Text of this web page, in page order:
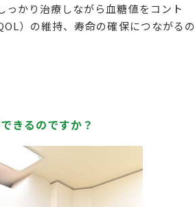
かり治療しながら血糖値をコント
）の維持、寿命の確保につながるの
きるのですか？